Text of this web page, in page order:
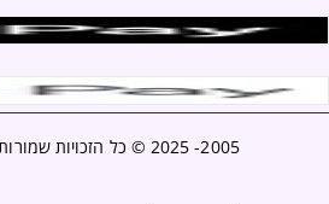
2005- 2025 © כל הזכויות